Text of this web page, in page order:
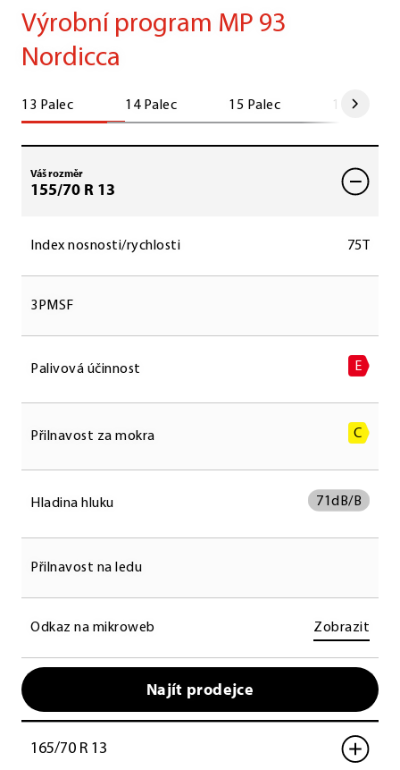
Výrobní program MP 93
Nordicca
13 Palec 14 Palec 15 Palec 16 Palec
Váš rozměr
155/70 R 13
Index nosnosti/rychlosti 75T
3PMSF
Palivová účinnost E
Přilnavost za mokra C
Hladina hluku 71 dB/B
Přilnavost na ledu
Odkaz na mikroweb Zobrazit
Najít prodejce
165/70 R 13